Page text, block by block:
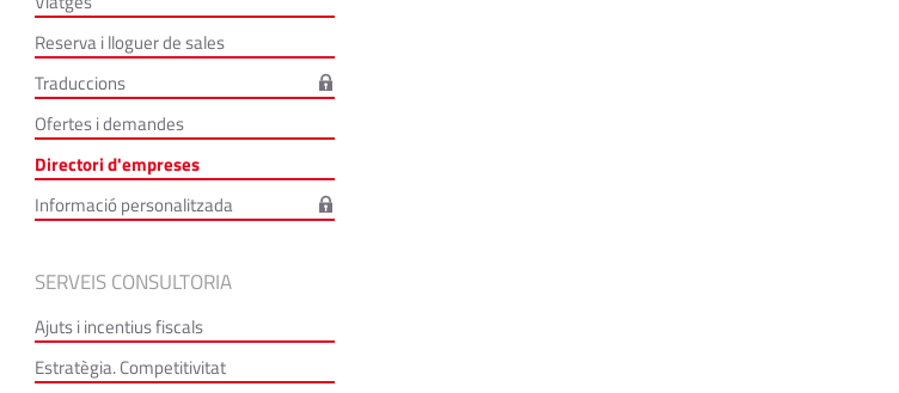
Reserva i lloguer de sales
Traduccions
Ofertes i demandes
Directori d'empreses
Informació personalitzada
SERVEIS CONSULTORIA
Ajuts i incentius fiscals
Estratègia. Competitivitat